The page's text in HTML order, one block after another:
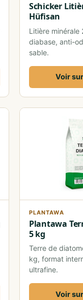
Schicker
Hüfisan
Litière minérale
diabase, anti-
sable.
Voir
PLANTAWA
Plantawa
5 kg
Terre de
kg, format
ultrafine.
Voir